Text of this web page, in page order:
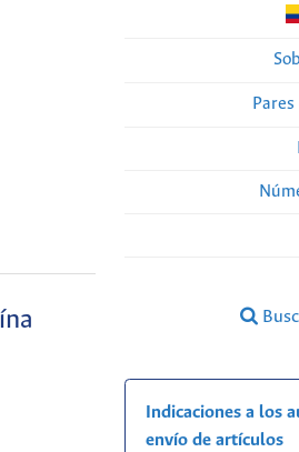
Indicaciones a los
envío de artículos